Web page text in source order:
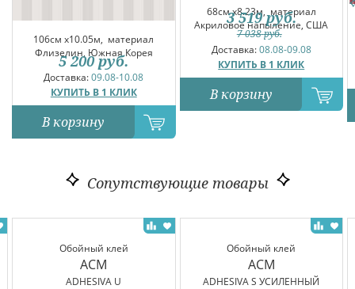
106см x10.05м, материал
Флизелин, Южная Корея
Доставка:09.08-10.08
КУПИТЬ В 1 КЛИК
5 200 руб.
В корзину
68см x8.23м, материал
Акриловое напыление, США
Доставка:08.08-09.08
КУПИТЬ В 1 КЛИК
7 038руб.
3 519 руб.
В корзину
Сопутствующие товары
Обойный клей
ACM
ADHESIVA U
Обойный клей
ACM
ADHESIVA S УСИЛЕННЫЙ